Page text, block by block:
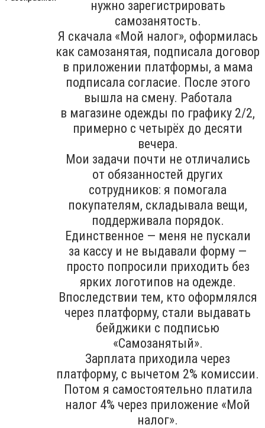
нужно зарегистрировать
самозанятость.
Я скачала «Мой налог», оформилась
как самозанятая, подписала договор
в приложении платформы, а мама
подписала согласие. После этого
вышла на смену. Работала
в магазине одежды по графику 2/2,
примерно с четырёх до десяти
вечера.
Мои задачи почти не отличались
от обязанностей других
сотрудников: я помогала
покупателям, складывала вещи,
поддерживала порядок.
Единственное — меня не пускали
за кассу и не выдавали форму —
просто попросили приходить без
ярких логотипов на одежде.
Впоследствии тем, кто оформлялся
через платформу, стали выдавать
бейджики с подписью
«Самозанятый».
Зарплата приходила через
платформу, с вычетом 2% комиссии.
Потом я самостоятельно платила
налог 4% через приложение «Мой
налог».